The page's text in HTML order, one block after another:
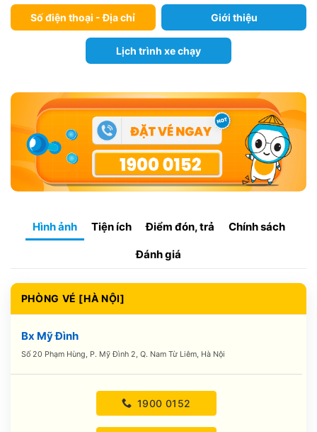
Số điện thoại - Địa chỉ Giới thiệu
Lịch trình xe chạy
Hình ảnh Tiện ích Điểm đón, trả Chính sách
Đánh giá
PHÒNG VÉ [HÀ NỘI]
Bx Mỹ Đình
Số 20 Phạm Hùng, P. Mỹ Đình 2, Q. Nam Từ Liêm, Hà Nội
1900 0152